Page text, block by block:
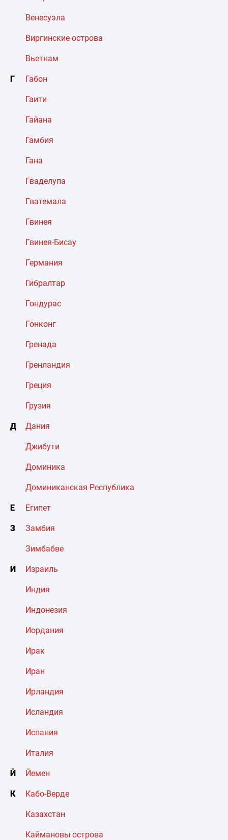
Венесуэла
Виргинские острова
Вьетнам
Г Габон
Гаити
Гайана
Гамбия
Гана
Гваделупа
Гватемала
Гвинея
Гвинея-Бисау
Германия
Гибралтар
Гондурас
Гонконг
Гренада
Гренландия
Греция
Грузия
Д Дания
Джибути
Доминика
Доминиканская Республика
Е Египет
З Замбия
Зимбабве
И Израиль
Индия
Индонезия
Иордания
Ирак
Иран
Ирландия
Исландия
Испания
Италия
Й Йемен
К Кабо-Верде
Казахстан
Каймановы острова